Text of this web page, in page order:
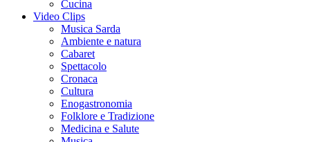
Cucina
Video Clips
Musica Sarda
Ambiente e natura
Cabaret
Spettacolo
Cronaca
Cultura
Enogastronomia
Folklore e Tradizione
Medicina e Salute